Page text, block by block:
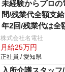
未経験からプロ
問/残業代全額支
年2回/残業代は全
株式会社名電社
月給25万円
正社員 / 愛知県
入所介護スタッ